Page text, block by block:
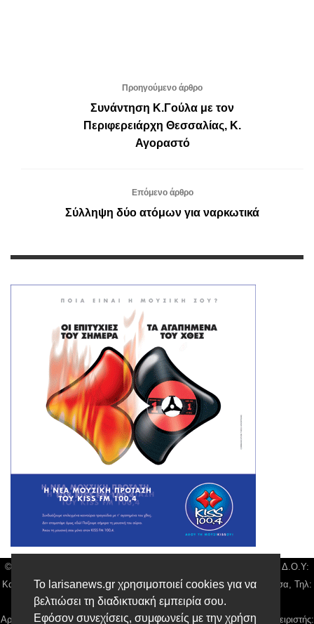
Το larisanews.gr χρησιμοποιεί cookies για να
βελτιώσει τη διαδικτυακή εμπειρία σου.
Εφόσον συνεχίσεις, συμφωνείς με την χρήση
Προηγούμενο άρθρο
Συνάντηση Κ.Γούλα με τον
Περιφερειάρχη Θεσσαλίας, Κ.
Αγοραστό
Επόμενο άρθρο
Σύλληψη δύο ατόμων για ναρκωτικά
© Larisa News | Διακριτικός Τίτλος: Orion Media, ΑΦΜ: 043750542, Δ.Ο.Υ:
Καρδίτσας, Υπο/μα Λάρισας, Δ/νση: Φαρμακίδου 36 τ.κ 41222 Λάρισα, Τηλ:
2410 259100, email: news@larisanews.gr
Αρ. Γεμή: 018804431000, Νόμιμος Εκπρόσωπος, Ιδιοκτήτης και Διαχειριστής: